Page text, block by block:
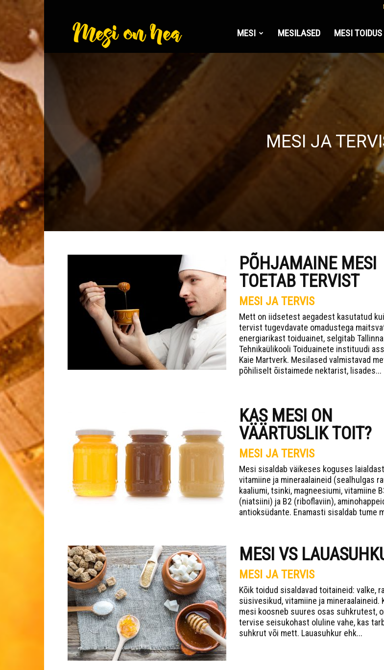
MESI MESILASED MESI TOIDUS
MESI JA
PÕHJAMAINE MESI
TOETAB TERVIST
MESI JA TERVIS
Mett on iidsetest aegadest kasutatud kui
tervist tugevdavate omadustega
energiarikast toiduainet, selgitab Tallinna
Tehnikaülikooli Toiduainete instituudi
Kaie Martverk. Mesilased valmistavad
põhiliselt õistaimede nektarist, lisades...
KAS MESI ON
VÄÄRTUSLIK TOIT?
MESI JA TERVIS
Mesi sisaldab väikeses koguses
vitamiine ja mineraalaineid (sealhulgas
kaaliumi, tsinki, magneesiumi, vitamiine
(niatsiini) ja B2 (riboflaviin),
antioksüdante. Enamasti sisaldab tume
MESI VS
MESI JA TERVIS
Kõik toidud sisaldavad toitaineid: valke,
süsivesikud, vitamiine ja mineraalaineid.
mesi koosneb suures osas suhkrutest,
tervise seisukohast oluline vahe, kas
suhkrut või mett. Lauasuhkur ehk...